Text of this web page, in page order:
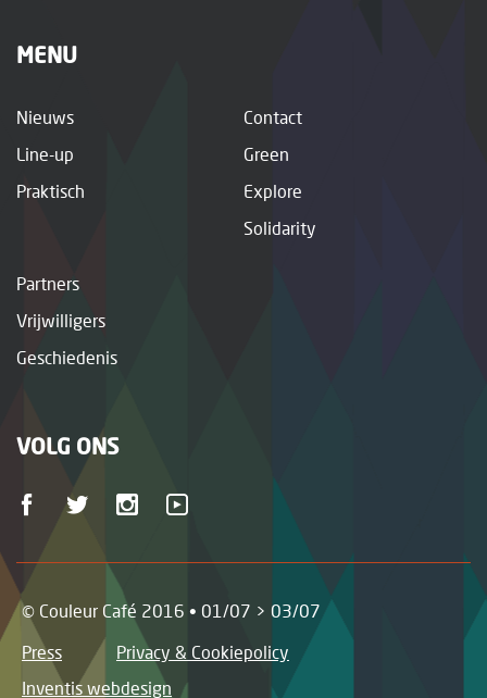
MENU
Nieuws
Line-up
Praktisch
Contact
Green
Explore
Solidarity
Partners
Vrijwilligers
Geschiedenis
VOLG ONS
© Couleur Café 2016 • 01/07 > 03/07
Press
Privacy & Cookiepolicy
Inventis webdesign